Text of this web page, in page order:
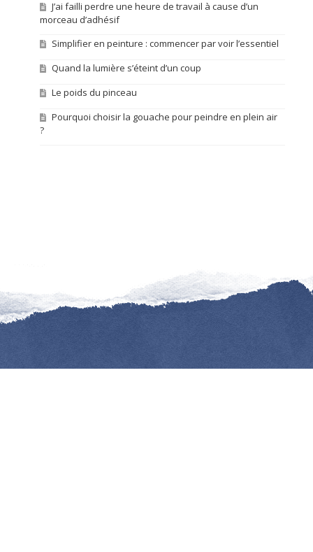
Simplifier en peinture : commencer par voir l’essentiel
Quand la lumière s’éteint d’un coup
Le poids du pinceau
Pourquoi choisir la gouache pour peindre en plein air